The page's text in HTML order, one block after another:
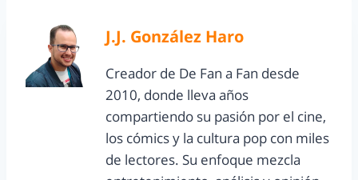
J.J. González Haro
Creador de De Fan a Fan desde
2010, donde lleva años
compartiendo su pasión por el cine,
los cómics y la cultura pop con miles
de lectores. Su enfoque mezcla